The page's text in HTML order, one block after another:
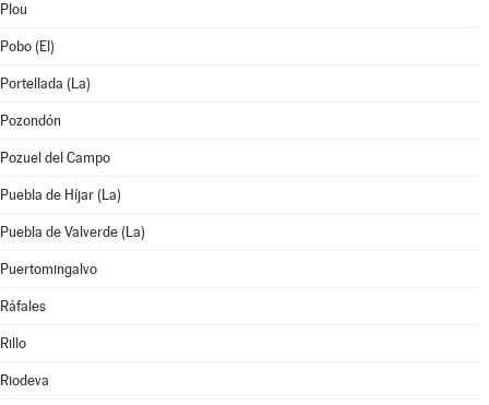
Plou
Pobo (El)
Portellada (La)
Pozondón
Pozuel del Campo
Puebla de Híjar (La)
Puebla de Valverde (La)
Puertomingalvo
Ráfales
Rillo
Riodeva